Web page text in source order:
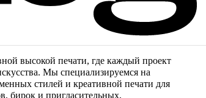
высокой печати, где каждый проект
Мы специализируемся на
стилей и креативной печати для
бирок и пригласительных.